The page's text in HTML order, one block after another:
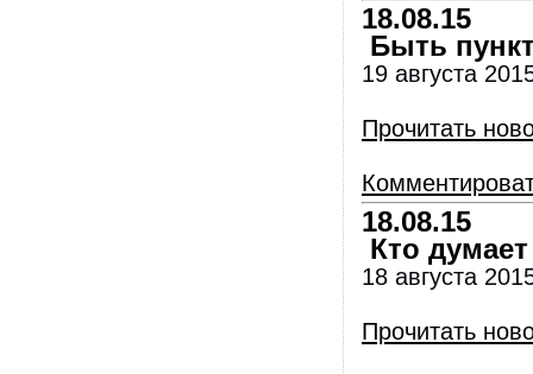
18.08.15
Быть
19 августа
Прочитать
18.08.15
Кто
18 августа
Прочитать